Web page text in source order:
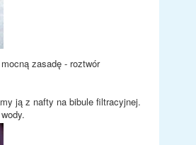
zasadę - roztwór
ją z nafty na bibule filtracyjnej.